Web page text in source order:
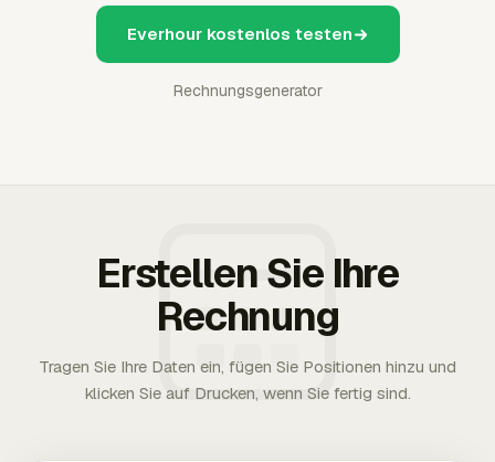
Everhour kostenlos testen
Rechnungsgenerator
Erstellen Sie Ihre
Rechnung
Tragen Sie Ihre Daten ein, fügen Sie Positionen hinzu und
klicken Sie auf Drucken, wenn Sie fertig sind.